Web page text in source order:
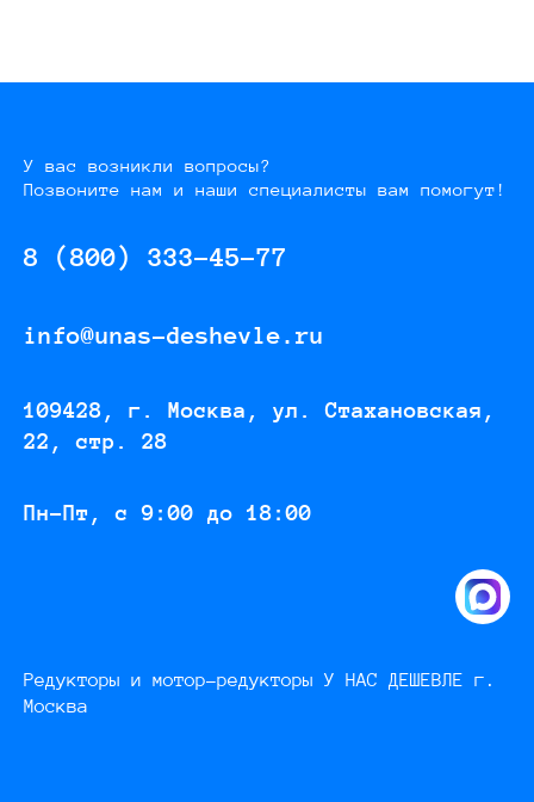
У вас возникли вопросы?
Позвоните нам и наши специалисты вам помогут!
8 (800) 333-45-77
info@unas-deshevle.ru
109428, г. Москва, ул. Стахановская,
22, стр. 28
Пн-Пт, с 9:00 до 18:00
Редукторы и мотор-редукторы У НАС ДЕШЕВЛЕ г.
Москва